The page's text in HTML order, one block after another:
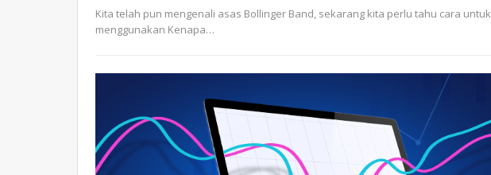
Kita telah pun mengenali asas Bollinger Band, sekarang kita perlu tahu cara untuk
menggunakan Kenapa…